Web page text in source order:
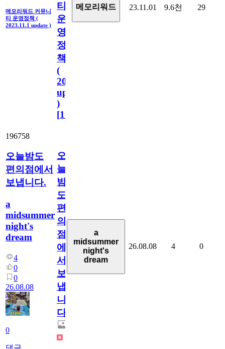
메모리워드 커뮤니
티 운영정책 (
2023.11.1 update )
티
운
영
정
책
(
2023.11.1
update
)
[110
메모리워드 23.11.01 9.6천 29
196758
오늘밤도
편의점에서
보냅니다.
a
midsummer
night's
dream
4
0
0
26.08.08
0
오
늘
밤
도
편
의
점
에
서
보
냅
니
다.
a
midsummer
night's
dream
26.08.08 4 0